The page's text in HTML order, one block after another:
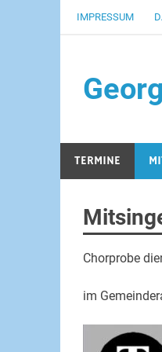
IMPRESSUM
TERMINE
Chorprobe
im